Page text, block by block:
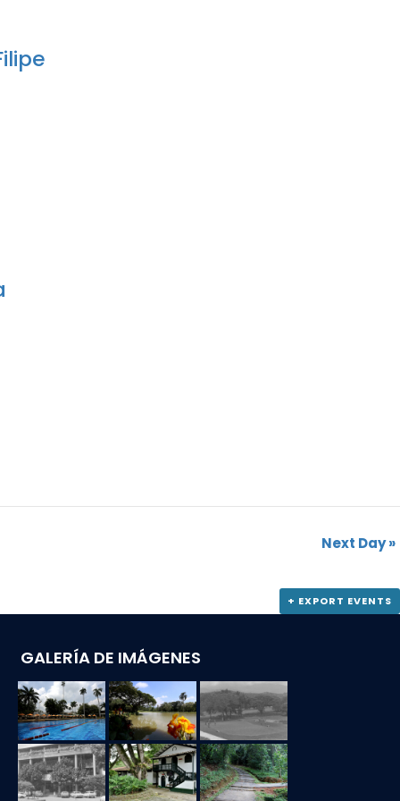
Next Day»
+ EXPORT EVENTS
GALERÍA DE IMÁGENES